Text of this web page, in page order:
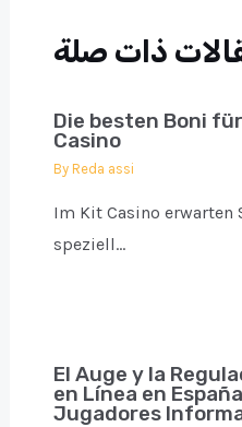
ذات صلة
Die besten Boni
Casino
By Reda assi
Im Kit Casino erwarten
speziell…
El Auge y la
en Línea en
Jugadores